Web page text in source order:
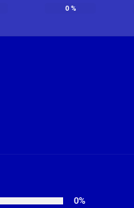
0%
0%